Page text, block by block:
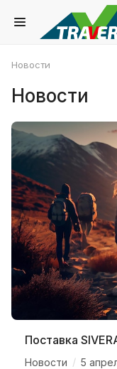
Новости
Новости
Поставка
Новости / 5